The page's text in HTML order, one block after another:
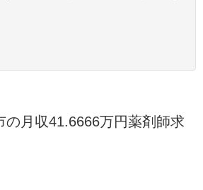
の月収41.6666万円薬剤師求